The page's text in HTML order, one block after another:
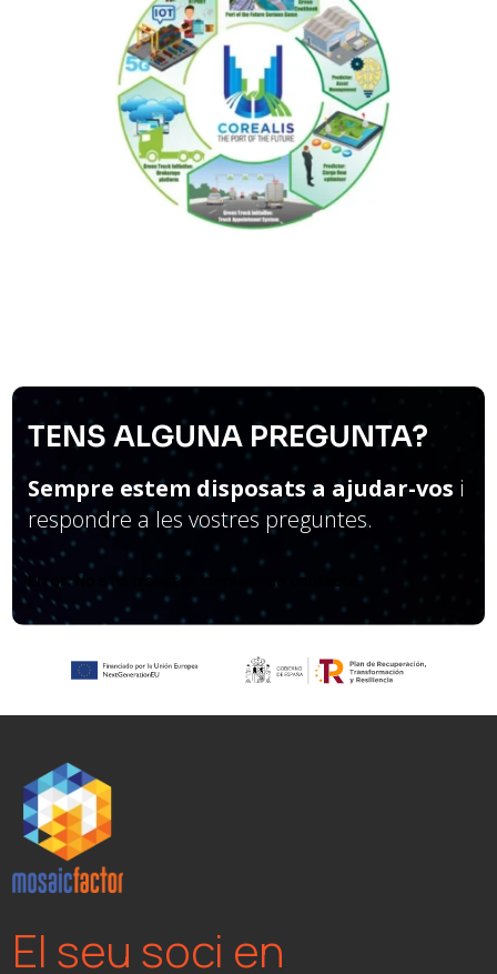
TENS ALGUNA PREGUNTA?
Sempre estem disposats a ajudar-vos i
respondre a les vostres preguntes.
Error:No s'ha trobat el formulari de contacte.
El seu soci en